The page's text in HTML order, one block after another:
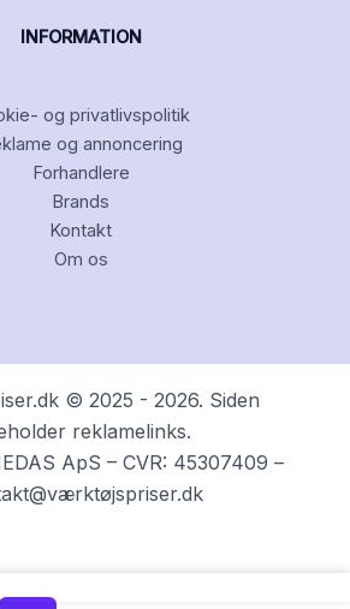
INFORMATION
og privatlivspolitik
og annoncering
Forhandlere
Brands
Kontakt
Om os
© 2025 - 2026. Siden
reklamelinks.
ApS – CVR: 45307409 –